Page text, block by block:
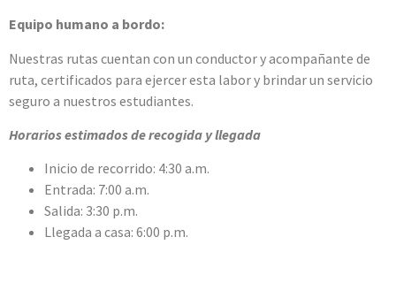
Equipo humano a bordo:
Nuestras rutas cuentan con un conductor y acompañante de
ruta, certificados para ejercer esta labor y brindar un servicio
seguro a nuestros estudiantes.
Horarios estimados de recogida y llegada
Inicio de recorrido: 4:30 a.m.
Entrada: 7:00 a.m.
Salida: 3:30 p.m.
Llegada a casa: 6:00 p.m.